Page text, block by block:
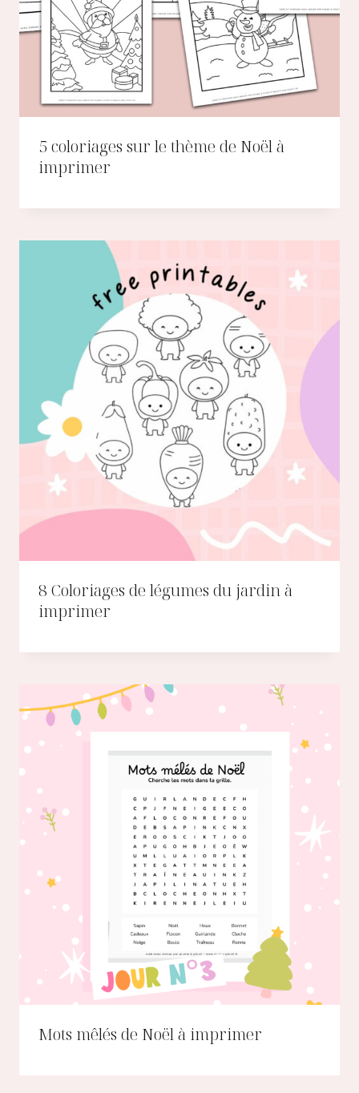
5 coloriages sur le thème de Noël à
imprimer
8 Coloriages de légumes du jardin à
imprimer
Mots mêlés de Noël à imprimer